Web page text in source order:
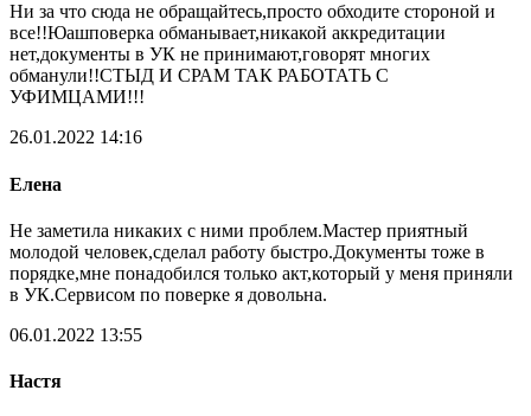
Ни за что сюда не обращайтесь,просто обходите стороной и
все!!Юашповерка обманывает,никакой аккредитации
нет,документы в УК не принимают,говорят многих
обманули!!СТЫД И СРАМ ТАК РАБОТАТЬ С
УФИМЦАМИ!!!
26.01.2022 14:16
Елена
Не заметила никаких с ними проблем.Мастер приятный
молодой человек,сделал работу быстро.Документы тоже в
порядке,мне понадобился только акт,который у меня приняли
в УК.Сервисом по поверке я довольна.
06.01.2022 13:55
Настя